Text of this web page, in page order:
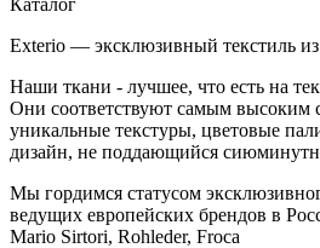
Каталог
Exterio — эксклюзивный текстиль
Наши ткани - лучшее, что есть на
Они соответствуют самым высоким
уникальные текстуры, цветовые
дизайн, не поддающийся
Мы гордимся статусом
ведущих европейских брендов в
Mario Sirtori, Rohleder, Froca